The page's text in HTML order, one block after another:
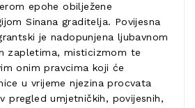
epohe obilježene
Sinana graditelja. Povijesna
je nadopunjena ljubavnom
zapletima, misticizmom te
onim pravcima koji će
u vrijeme njezina procvata
pregled umjetničkih, povijesnih,